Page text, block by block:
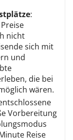
:
nicht
sich mit
und
die bei
wären.
Vorbereitung
Reise